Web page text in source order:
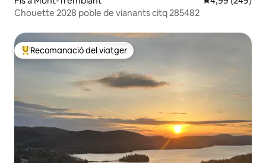
Chouette 2028 poble de vianants citq 285482
Principals recomanacions dels viatgers
Recomanació del viatger